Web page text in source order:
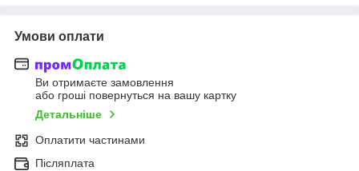
Умови оплати
Ви отримаєте замовлення
або гроші повернуться на вашу картку
Детальніше
Оплатити частинами
Післяплата